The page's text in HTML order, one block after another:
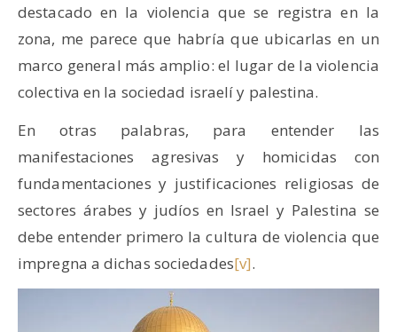
destacado en la violencia que se registra en la
zona, me parece que habría que ubicarlas en un
marco general más amplio: el lugar de la violencia
colectiva en la sociedad israelí y palestina.
En otras palabras, para entender las
manifestaciones agresivas y homicidas con
fundamentaciones y justificaciones religiosas de
sectores árabes y judíos en Israel y Palestina se
debe entender primero la cultura de violencia que
impregna a dichas sociedades[v].